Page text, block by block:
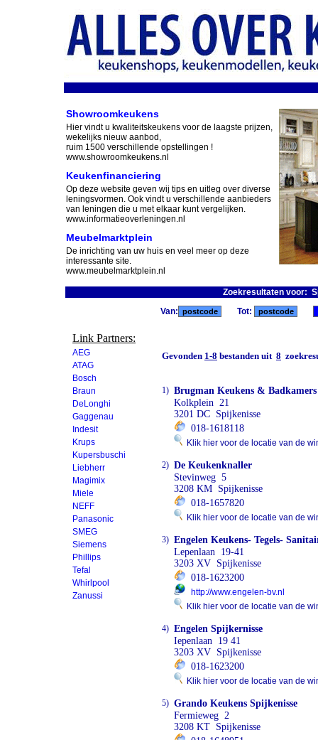
Showroomkeukens
Hier vindt u kwaliteitskeukens voor de laagste prijzen,
wekelijks nieuw aanbod,
ruim 1500 verschillende opstellingen !
www.showroomkeukens.nl
Keukenfinanciering
Op deze website geven wij tips en uitleg over diverse
leningsvormen. Ook vindt u verschillende aanbieders
van leningen die u met elkaar kunt vergelijken.
www.informatieoverleningen.nl
Meubelmarktplein
De inrichting van uw huis en veel meer op deze
interessante site.
www.meubelmarktplein.nl
Zoekresultaten voor:
Link Partners:
AEG
ATAG
Bosch
Braun
DeLonghi
Gaggenau
Indesit
Krups
Kupersbuschi
Liebherr
Magimix
Miele
NEFF
Panasonic
SMEG
Siemens
Phillips
Tefal
Whirlpool
Zanussi
Van: Tot:
Gevonden 1-8 bestanden uit 8
1) Brugman Keukens & Badkamers
Kolkplein 21
3201 DC Spijkenisse
018-1618118
Klik hier voor de locatie van de
2) De Keukenknaller
Stevinweg 5
3208 KM Spijkenisse
018-1657820
Klik hier voor de locatie van de
3) Engelen Keukens- Tegels-
Lepenlaan 19-41
3203 XV Spijkenisse
018-1623200
http://www.engelen-bv.nl
Klik hier voor de locatie van de
4) Engelen Spijkernisse
Iepenlaan 19 41
3203 XV Spijkenisse
018-1623200
Klik hier voor de locatie van de
5) Grando Keukens Spijkenisse
Fermieweg 2
3208 KT Spijkenisse